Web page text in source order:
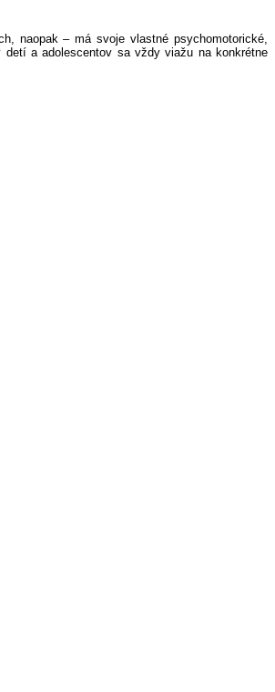
naopak – má svoje vlastné psychomotorické,
detí a adolescentov sa vždy viažu na konkrétne